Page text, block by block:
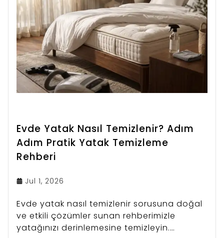
Evde Yatak Nasıl Temizlenir? Adım
Adım Pratik Yatak Temizleme
Rehberi
Jul 1, 2026
Evde yatak nasıl temizlenir sorusuna doğal
ve etkili çözümler sunan rehberimizle
yatağınızı derinlemesine temizleyin.